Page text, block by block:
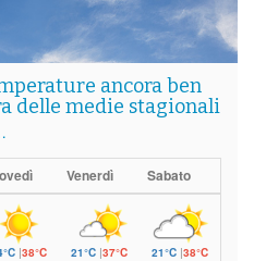
ancora ben
delle medie stagionali
Venerdì Sabato
|38°C 21°C |37°C 21°C |38°C